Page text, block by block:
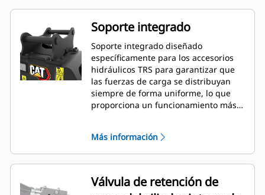
Soporte integrado
Soporte integrado diseñado
específicamente para los accesorios
hidráulicos TRS para garantizar que
las fuerzas de carga se distribuyan
siempre de forma uniforme, lo que
proporciona un funcionamiento más
Más información
Válvula de retención de